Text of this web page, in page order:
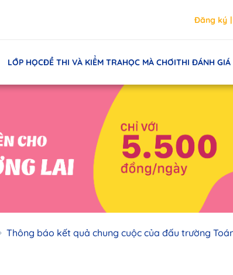
Đăng ký
LỚP HỌCĐỀ THI VÀ KIỂM TRAHỌC MÀ CHƠITHI ĐÁNH GIÁ
Thông báo kết quả chung cuộc của đấu trường